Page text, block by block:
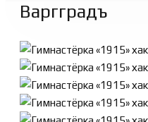
Варгградъ